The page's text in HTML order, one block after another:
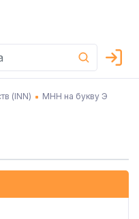
(INN)
МНН на букву Э